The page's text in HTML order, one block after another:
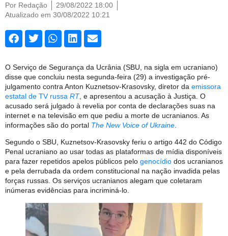
Por Redação
29/08/2022 18:00
Atualizado em 30/08/2022 10:21
O Serviço de Segurança da Ucrânia (SBU, na sigla em ucraniano)
disse que concluiu nesta segunda-feira (29) a investigação pré-
julgamento contra Anton Kuznetsov-Krasovsky, diretor da emissora
estatal de TV russa RT, e apresentou a acusação à Justiça. O
acusado será julgado à revelia por conta de declarações suas na
internet e na televisão em que pediu a morte de ucranianos. As
informações são do portal The New Voice of Ukraine
Segundo o SBU, Kuznetsov-Krasovsky feriu o artigo 442 do Código
Penal ucraniano ao usar todas as plataformas de mídia disponíveis
para fazer repetidos apelos públicos pelo genocídio dos ucranianos
e pela derrubada da ordem constitucional na nação invadida pelas
forças russas. Os serviços ucranianos alegam que coletaram
inúmeras evidências para incriminá-lo.